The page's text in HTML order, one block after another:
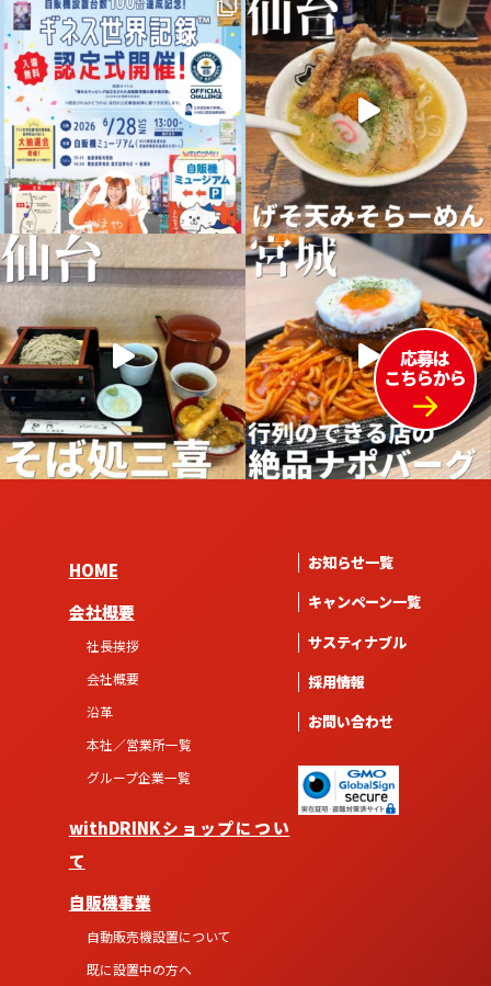
応募は
こちらから
HOME
会社概要
社長挨拶
会社概要
沿革
本社／営業所一覧
グループ企業一覧
withDRINKショップについ
て
自販機事業
自動販売機設置について
既に設置中の方へ
お知らせ一覧
キャンペーン一覧
サスティナブル
採用情報
お問い合わせ